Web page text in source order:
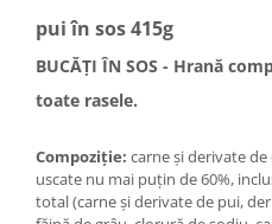
pui în sos 415g
BUCĂȚI ÎN SOS - Hrană
toate rasele.
Compoziție: carne și derivate
uscate nu mai puțin de 60%,
total (carne și derivate de pui,